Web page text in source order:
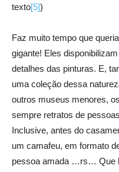
texto[5])
Faz muito tempo que
gigante! Eles
detalhes das pinturas. E,
uma coleção dessa
outros museus menores,
sempre retratos de
Inclusive, antes do
um camafeu, em formato
pessoa amada …rs… Que